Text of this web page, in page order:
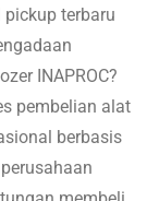
terbaru
INAPROC?
pembelian alat
berbasis